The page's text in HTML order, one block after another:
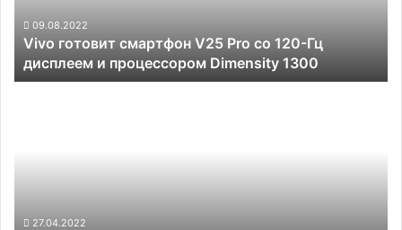
Гц
дисплеем
процессором
09.08.2022
Vivo готовит смартфон V25 Pro со 120-Гц
дисплеем и процессором Dimensity 1300
камерой
27.04.2022